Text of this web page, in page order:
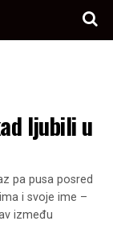
ljubili u
pa pusa posred
i svoje ime –
između